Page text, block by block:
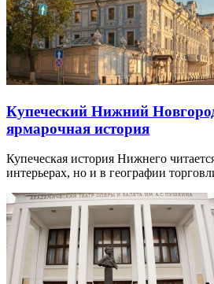
Купеческий Нижний
ярмарочная история
Купеческая история Нижнего
интерьерах, но и в географии